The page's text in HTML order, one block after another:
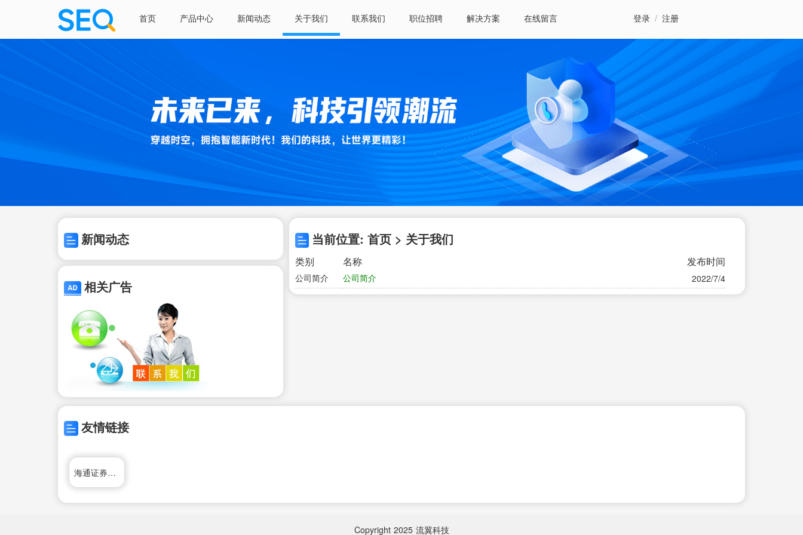
首页 产品中心 新闻动态 关于我们 联系我们 职位招聘 解决方案 在线留言 登录 / 注册
新闻动态
相关广告
当前位置: 首页 > 关于我们
类别 名称 发布时间
公司简介 公司简介 2022/7/4
友情链接
海通证券网上开户
Copyright 2025 流翼科技